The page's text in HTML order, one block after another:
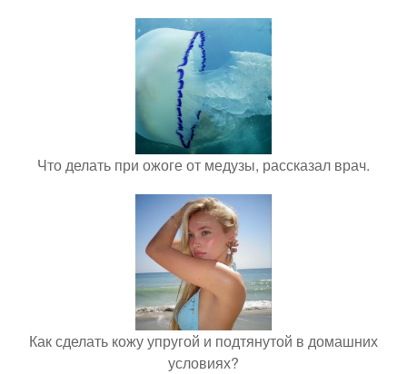
Что делать при ожоге от медузы, рассказал врач.
Как сделать кожу упругой и подтянутой в домашних
условиях?